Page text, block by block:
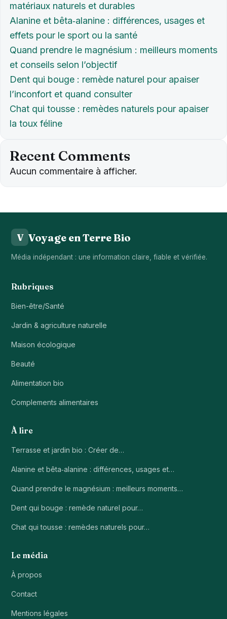
matériaux naturels et durables
Alanine et bêta‑alanine : différences, usages et
effets pour le sport ou la santé
Quand prendre le magnésium : meilleurs moments
et conseils selon l’objectif
Dent qui bouge : remède naturel pour apaiser
l’inconfort et quand consulter
Chat qui tousse : remèdes naturels pour apaiser
la toux féline
Recent Comments
Aucun commentaire à afficher.
V Voyage en Terre Bio
Média indépendant : une information claire, fiable et vérifiée.
Rubriques
Bien-être/Santé
Jardin & agriculture naturelle
Maison écologique
Beauté
Alimentation bio
Complements alimentaires
À lire
Terrasse et jardin bio : Créer de…
Alanine et bêta‑alanine : différences, usages et…
Quand prendre le magnésium : meilleurs moments…
Dent qui bouge : remède naturel pour…
Chat qui tousse : remèdes naturels pour…
Le média
À propos
Contact
Mentions légales